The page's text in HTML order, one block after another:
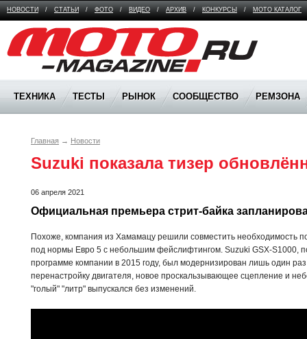
НОВОСТИ / СТАТЬИ / ФОТО / ВИДЕО / АРХИВ / КОНКУРСЫ / МОТО КАТАЛОГ
Moto Magazine
ТЕХНИКА ТЕСТЫ РЫНОК СООБЩЕСТВО РЕМЗОНА
Главная → Новости
Suzuki показала тизер
06 апреля 2021
Официальная премьера стрит-байка
Похоже, компания из Хамамацу решили совместить необходимость
под нормы Евро 5 с небольшим фейслифтингом. Suzuki GSX-S1000,
программе компании в 2015 году, был модернизирован лишь один
перенастройку двигателя, новое проскальзывающее сцепление и
"голый" "литр" выпускался без изменений.